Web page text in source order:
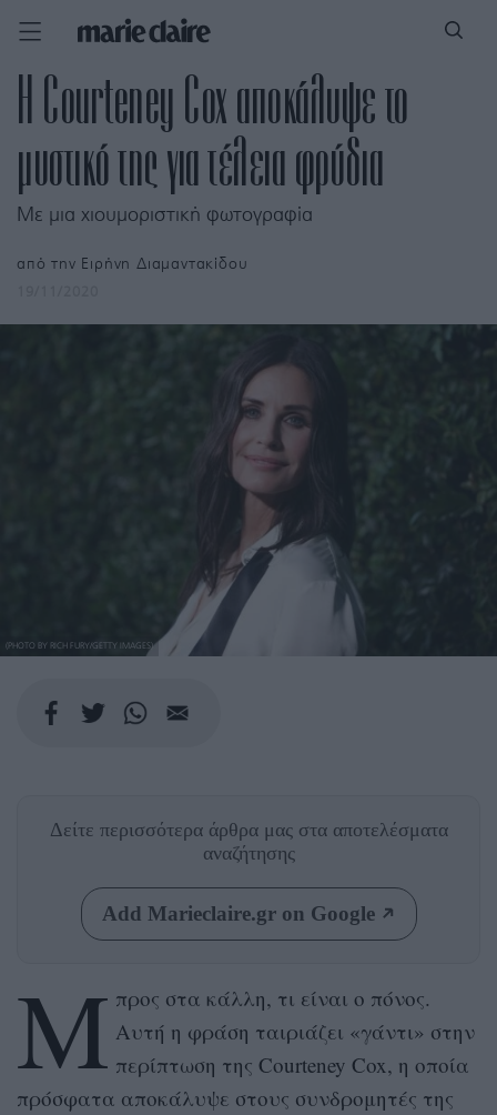
Η Courteney Cox αποκάλυψε το
μυστικό της για τέλεια φρύδια
Με μια χιουμοριστική φωτογραφία
από την Ειρήνη Διαμαντακίδου
(PHOTO BY RICH FURY/GETTY IMAGES)
Δείτε περισσότερα άρθρα μας στα αποτελέσματα
αναζήτησης
Add Marieclaire.gr on Google
Μ προς στα κάλλη, τι είναι ο πόνος.
Αυτή η φράση ταιριάζει «γάντι» στην
περίπτωση της Courteney Cox, η οποία
πρόσφατα αποκάλυψε στους συνδρομητές της